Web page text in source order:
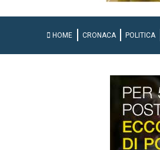
HOME CRONACA POLITICA